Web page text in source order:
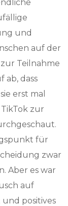
und
auf der
Teilnahme
ab, dass
erst mal
zur
für
zwar
Aber es war
auf
positives